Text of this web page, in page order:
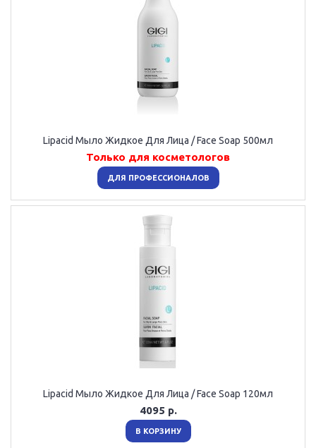
Lipacid Мыло Жидкое Для Лица / Face Soap 500мл
Только для косметологов
ДЛЯ ПРОФЕССИОНАЛОВ
Lipacid Мыло Жидкое Для Лица / Face Soap 120мл
4095 р.
В КОРЗИНУ